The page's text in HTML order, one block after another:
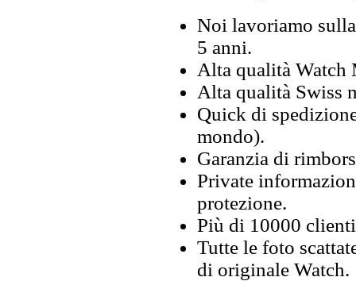
Noi lavoriamo
5 anni.
Alta qualità Watch
Alta qualità Swiss
Quick di
mondo).
Garanzia di
Private
protezione.
Più di 10000
Tutte le foto
di originale Watch.